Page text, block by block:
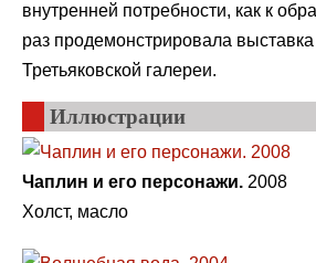
внутренней потребности, как к
раз продемонстрировала
Третьяковской галереи.
Иллюстрации
Чаплин и его персонажи. 2008
Холст, масло